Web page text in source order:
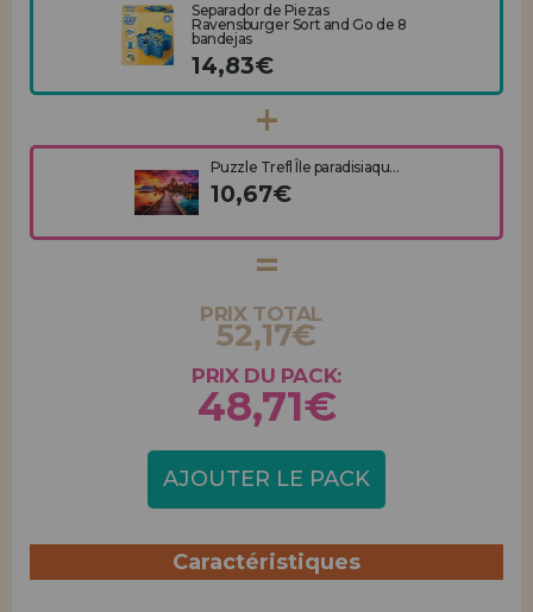
Separador de Piezas
Ravensburger Sort and Go de 8
bandejas
14,83€
Puzzle Trefl Île paradisiaqu...
10,67€
PRIX TOTAL
52,17€
PRIX DU PACK:
48,71€
AJOUTER LE PACK
Caractéristiques